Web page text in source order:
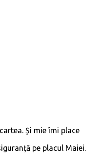
Și mie îmi place
pe placul Maiei.